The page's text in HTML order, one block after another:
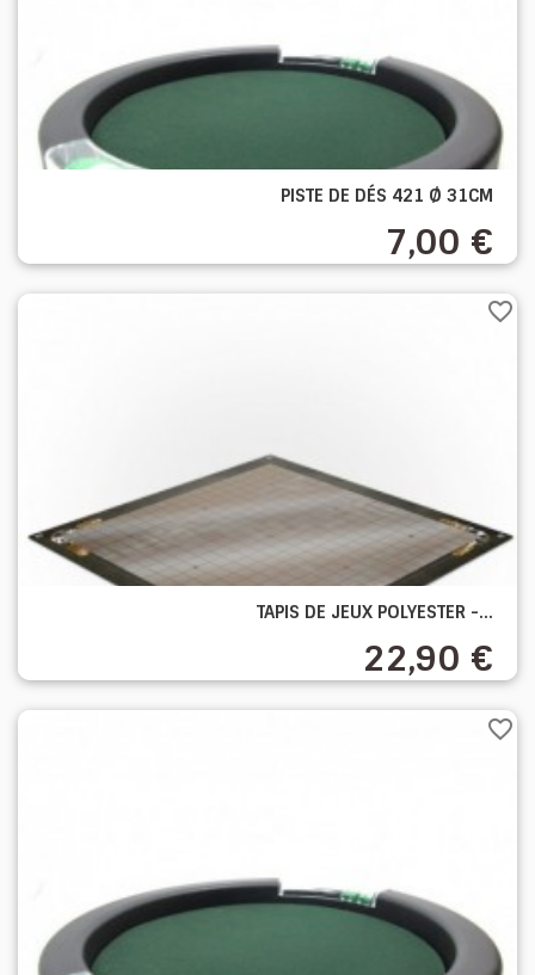
PISTE DE DÉS 421 Ø 31CM
7,00 €
TAPIS DE JEUX POLYESTER -...
22,90 €
favorite_border
favorite_border